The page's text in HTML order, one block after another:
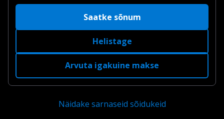
Saatke sõnum
Helistage
Arvuta igakuine makse
Näidake sarnaseid sõidukeid